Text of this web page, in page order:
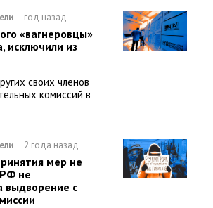
год назад
«вагнеровцы»
исключили из
своих членов
комиссий в
2 года назад
мер не
не
выдворение с